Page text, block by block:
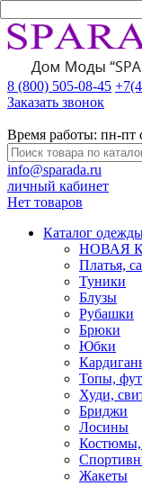
8 (800) 505-08-45
Заказать звонок
Время работы: пн-пт
info@sparada.ru
личный кабинет
Нет товаров
Каталог
НОВАЯ
Платья,
Туники
Блузы
Рубашки
Брюки
Юбки
Топы,
Худи,
Бриджи
Лосины
Костюмы,
Жакеты